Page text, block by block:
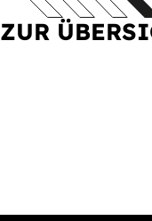
ZUR